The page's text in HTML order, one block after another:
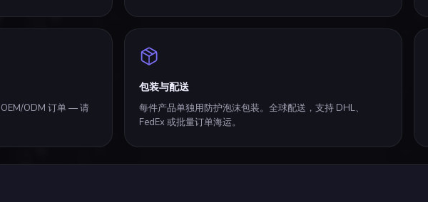
ODM 订单 — 请
包装与配送
每件产品单独用防护泡沫包装。全球配送，支持 DHL、
FedEx 或批量订单海运。